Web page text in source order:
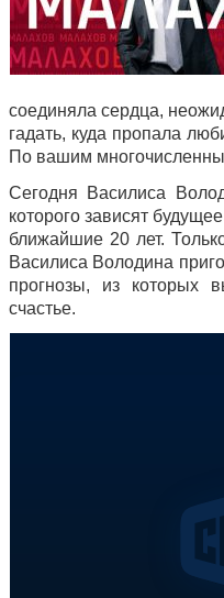
соединяла сердца,
гадать, куда пропала
По вашим
Сегодня Василиса
которого зависят
ближайшие 20 лет.
Василиса Володина
прогнозы, из которых
счастье.